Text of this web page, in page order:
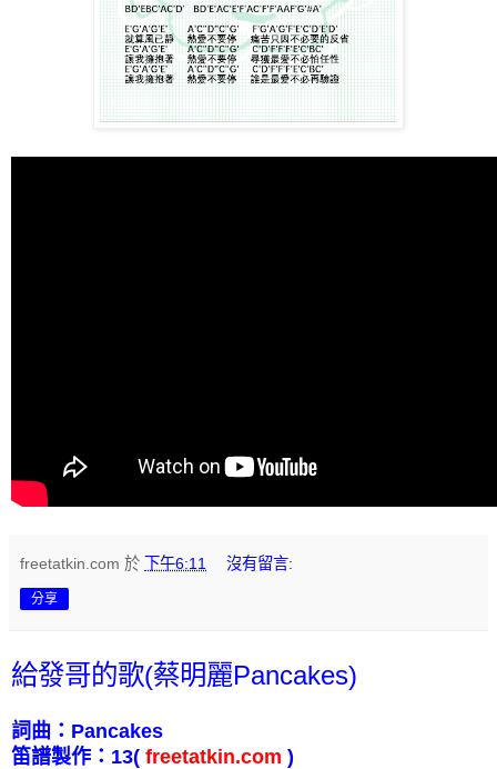
freetatkin.com 於 下午6:11 沒有留言:
分享
給發哥的歌(蔡明麗Pancakes)
詞曲： Pancakes
笛譜製作： 13( freetatkin.com )